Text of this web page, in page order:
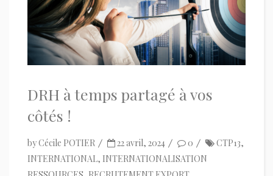
DRH à temps partagé à vos
côtés !
byCécile POTIER 22 avril, 2024 0 CTP13,
INTERNATIONAL, INTERNATIONALISATION